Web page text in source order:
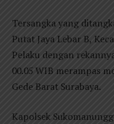
Tersangka yang
Putat Jaya Lebar B,
Pelaku dengan
00.05 WIB merampas
Gede Barat Surabaya.
Kapolsek